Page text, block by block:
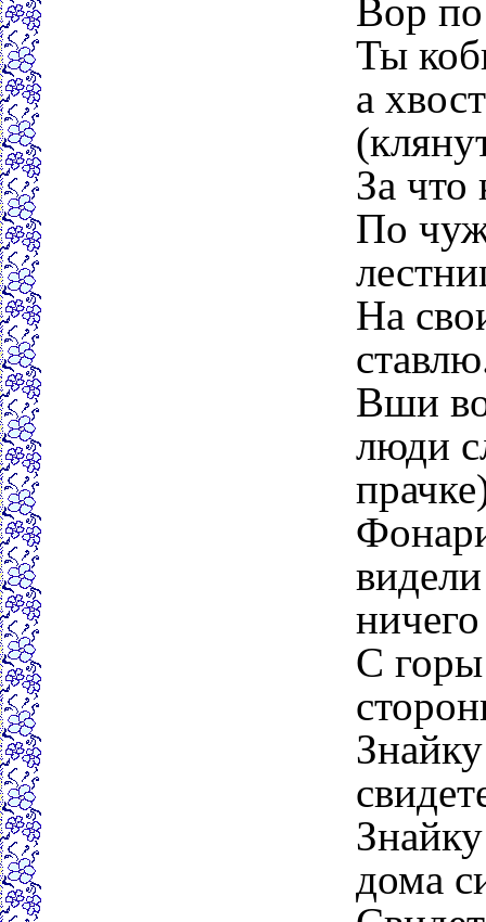
Вор по
Ты
а
За что
По
На
Вши
люди
С горы
дома